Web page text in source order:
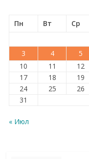
Пн
Вт Ср
3
4 5
10
11 12
17
18 19
24
25 26
31
« Июл